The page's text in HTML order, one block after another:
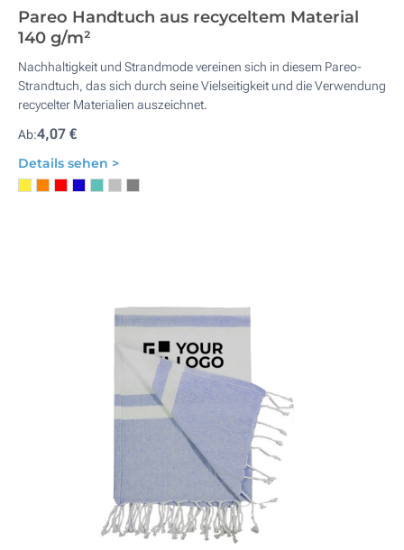
Pareo Handtuch aus recyceltem Material
140 g/m²
Nachhaltigkeit und Strandmode vereinen sich in diesem Pareo-
Strandtuch, das sich durch seine Vielseitigkeit und die Verwendung
recycelter Materialien auszeichnet.
Ab:4,07 €
Details sehen >